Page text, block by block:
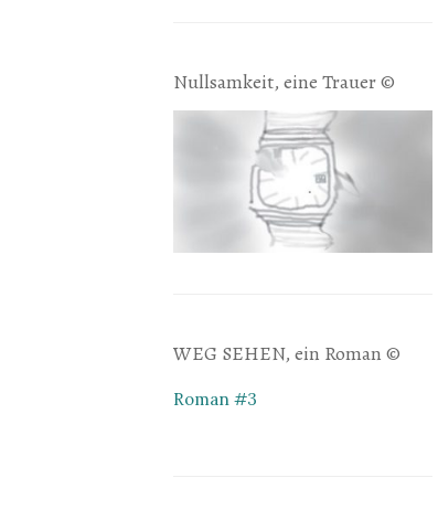
Nullsamkeit, eine Trauer ©
WEG SEHEN, ein Roman ©
Roman #3